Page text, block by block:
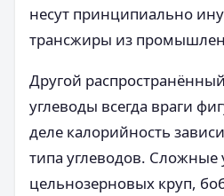
несут принципиально
трансжиры из
Другой
углеводы всегда враги
деле калорийность
типа углеводов. Сложные
цельнозерновых круп,